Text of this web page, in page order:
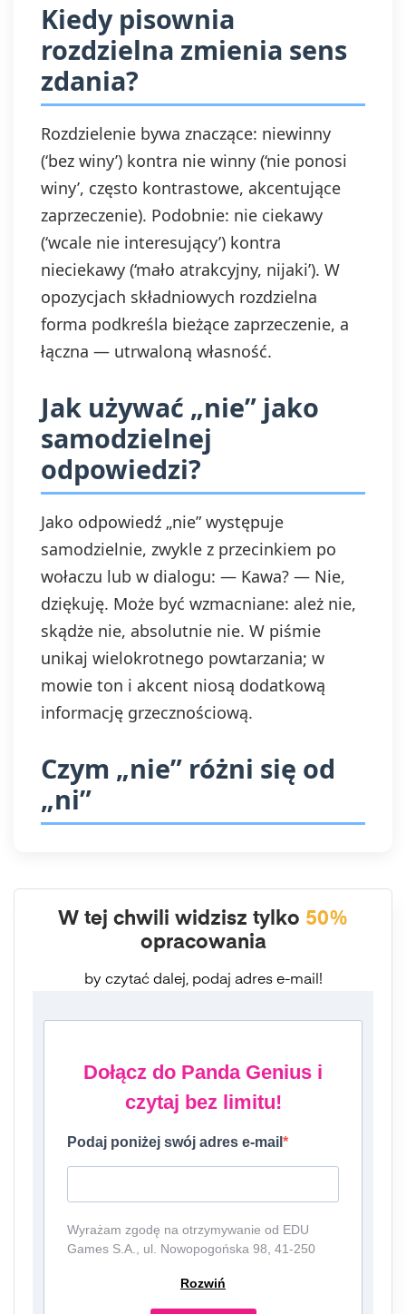
Kiedy pisownia
rozdzielna zmienia sens
zdania?
Rozdzielenie bywa znaczące: niewinny
(‘bez winy’) kontra nie winny (‘nie ponosi
winy’, często kontrastowe, akcentujące
zaprzeczenie). Podobnie: nie ciekawy
(‘wcale nie interesujący’) kontra
nieciekawy (‘mało atrakcyjny, nijaki’). W
opozycjach składniowych rozdzielna
forma podkreśla bieżące zaprzeczenie, a
łączna — utrwaloną własność.
Jak używać „nie” jako
samodzielnej
odpowiedzi?
Jako odpowiedź „nie” występuje
samodzielnie, zwykle z przecinkiem po
wołaczu lub w dialogu: — Kawa? — Nie,
dziękuję. Może być wzmacniane: ależ nie,
skądże nie, absolutnie nie. W piśmie
unikaj wielokrotnego powtarzania; w
mowie ton i akcent niosą dodatkową
informację grzecznościową.
Czym „nie” różni się od
„ni”
W tej chwili widzisz tylko 50%
opracowania
by czytać dalej, podaj adres e-mail!
Dołącz do Panda Genius i
czytaj bez limitu!
Podaj poniżej swój adres e-mail
Wyrażam zgodę na otrzymywanie od EDU
Games S.A., ul. Nowopogońska 98, 41-250
REGON: 387109330 (dalej jako
"Administrator") newslettera, czyli informacji o
Rozwiń